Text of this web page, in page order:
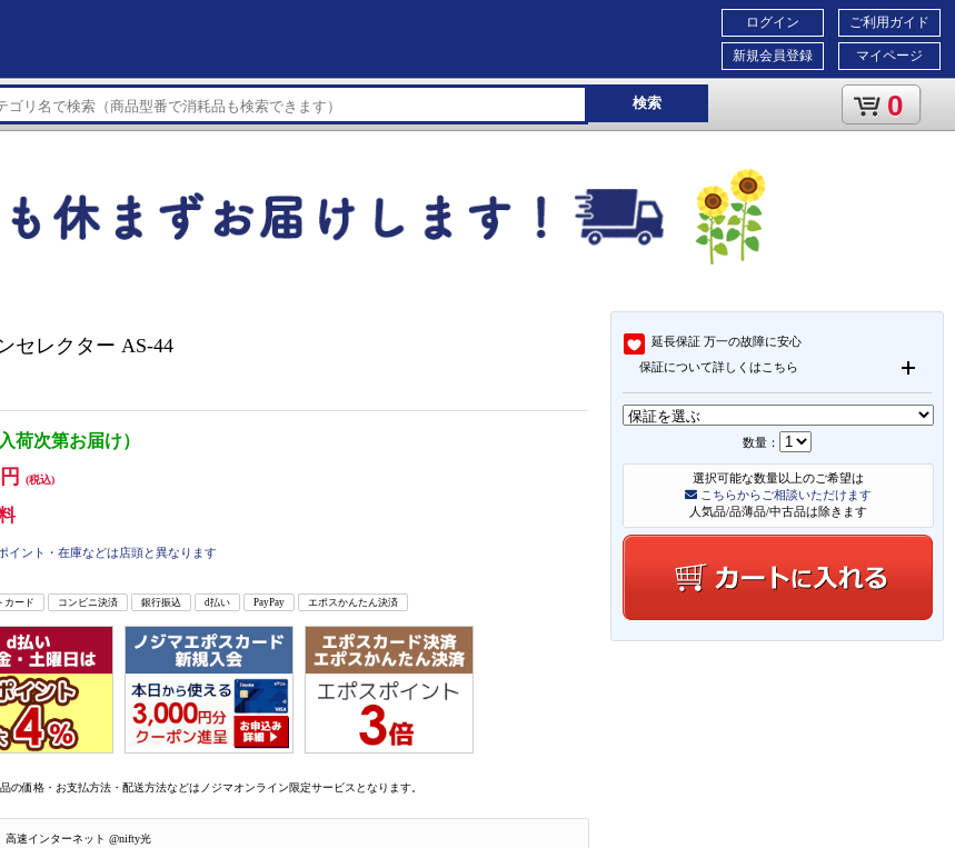
ご利用ガイド
マイページ
ログイン
新規会員登録
検索 0
延長保証 万一の故障に安心
保証について詳しくはこちら
数量：
選択可能な数量以上のご希望は
こちらからご相談いただけます
人気品/品薄品/中古品は除きます
セレクター AS-44
荷次第お届け）
(税込)
イント・在庫などは店頭と異なります
カード コンビニ決済 銀行振込 d払い PayPay エポスかんたん決済
の価格・お支払方法・配送方法などはノジマオンライン限定サービスとなります。
高速インターネット @nifty光